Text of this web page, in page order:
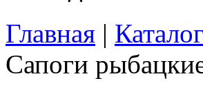
Главная | Каталог
Сапоги